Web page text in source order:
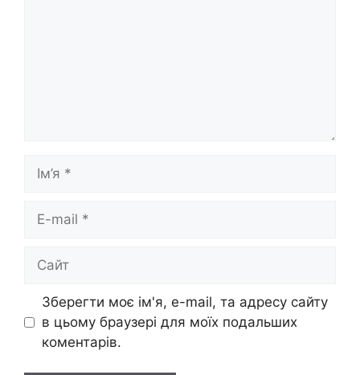
mail
Зберегти моє ім'я, e-mail, та адресу сайту
в цьому браузері для моїх подальших
коментарів.